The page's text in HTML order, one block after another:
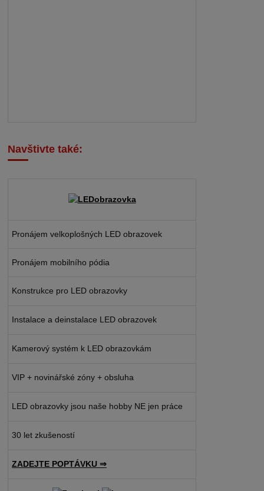
Navštivte také:
Pronájem velkoplošných LED obrazovek
Pronájem mobilního pódia
Konstrukce pro LED obrazovky
Instalace a deinstalace LED obrazovek
Kamerový systém k LED obrazovkám
VIP + novinářské zóny + obsluha
LED obrazovky jsou naše hobby NE jen práce
30 let zkušeností
ZADEJTE POPTÁVKU ⇒